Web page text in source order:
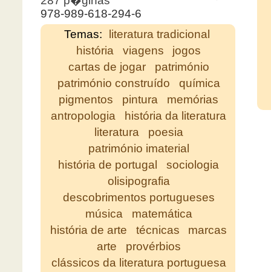
978-989-618-294-6
Temas:
literatura tradicional
história
viagens
jogos
cartas de jogar
património
património construído
química
pigmentos
pintura
memórias
antropologia
história da literatura
literatura
poesia
património imaterial
história de portugal
sociologia
olisipografia
descobrimentos portugueses
música
matemática
história de arte
técnicas
marcas
arte
provérbios
clássicos da literatura portuguesa